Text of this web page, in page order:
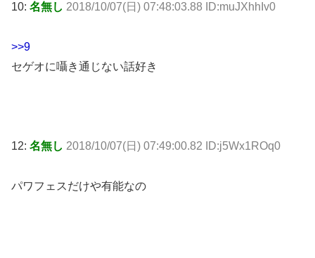
10: 名無し 2018/10/07(日) 07:48:03.88 ID:muJXhhIv0
>>9
セゲオに囁き通じない話好き
12: 名無し 2018/10/07(日) 07:49:00.82 ID:j5Wx1ROq0
パワフェスだけや有能なの